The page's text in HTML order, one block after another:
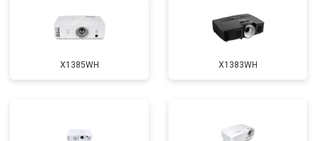
X1385WH X1383WH